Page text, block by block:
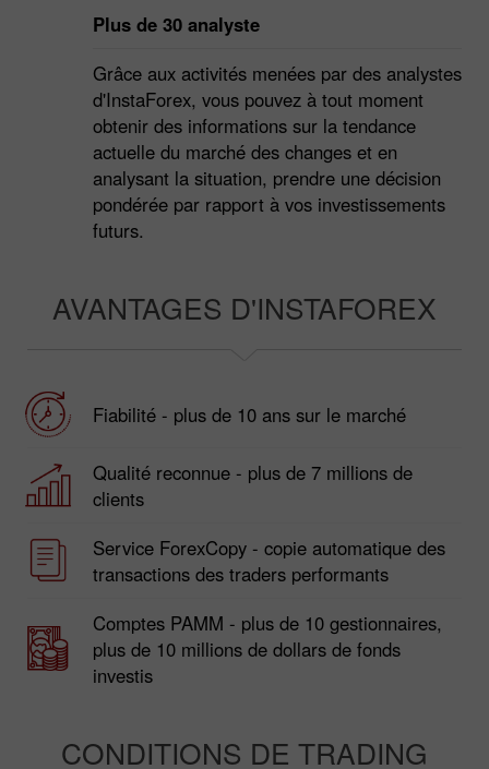
Plus de 30 analyste
Grâce aux activités menées par des analystes
d'InstaForex, vous pouvez à tout moment
obtenir des informations sur la tendance
actuelle du marché des changes et en
analysant la situation, prendre une décision
pondérée par rapport à vos investissements
futurs.
AVANTAGES D'INSTAFOREX
Fiabilité - plus de 10 ans sur le marché
Qualité reconnue - plus de 7 millions de
clients
Service ForexCopy - copie automatique des
transactions des traders performants
Comptes PAMM - plus de 10 gestionnaires,
plus de 10 millions de dollars de fonds
investis
CONDITIONS DE TRADING